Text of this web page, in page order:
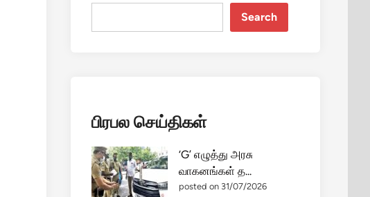
Search
பிரபல செய்திகள்
‘G’ எழுத்து அரசு
வாகனங்கள் த...
posted on 31/07/2026